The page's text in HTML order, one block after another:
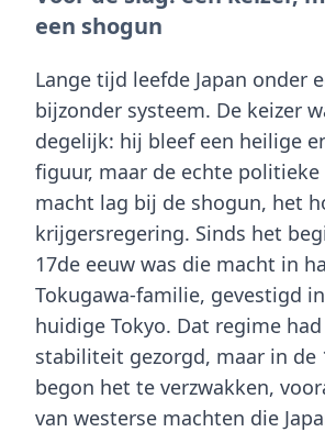
een shogun
Lange tijd leefde Japan onder
bijzonder systeem. De keizer
degelijk: hij bleef een heilige
figuur, maar de echte
macht lag bij de shogun, het
krijgersregering. Sinds het
17de eeuw was die macht in
Tokugawa-familie, gevestigd
huidige Tokyo. Dat regime
stabiliteit gezorgd, maar in de
begon het te verzwakken,
van westerse machten die